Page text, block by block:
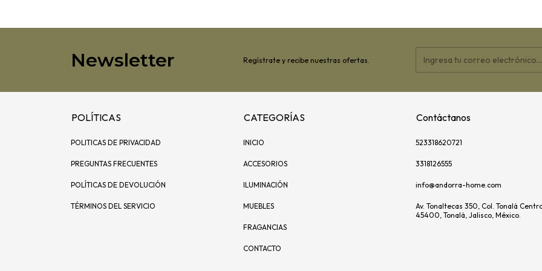
Newsletter Regístrate y recibe nuestras ofertas.
POLÍTICAS
POLITICAS DE PRIVACIDAD
PREGUNTAS FRECUENTES
POLÍTICAS DE DEVOLUCIÓN
TÉRMINOS DEL SERVICIO
CATEGORÍAS
INICIO
ACCESORIOS
ILUMINACIÓN
MUEBLES
FRAGANCIAS
CONTACTO
Contáctanos
523318620721
3318126555
info@andorra-home.com
Av. Tonaltecas 350, Col. Tonalá
45400, Tonalá, Jalisco, México.